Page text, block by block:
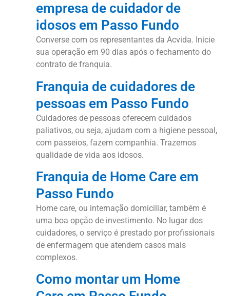
empresa de cuidador de
idosos em Passo Fundo
Converse com os representantes da Acvida. Inicie
sua operação em 90 dias após o fechamento do
contrato de franquia.
Franquia de cuidadores de
pessoas em Passo Fundo
Cuidadores de pessoas oferecem cuidados
paliativos, ou seja, ajudam com a higiene pessoal,
com passeios, fazem companhia. Trazemos
qualidade de vida aos idosos.
Franquia de Home Care em
Passo Fundo
Home care, ou internação domiciliar, também é
uma boa opção de investimento. No lugar dos
cuidadores, o serviço é prestado por profissionais
de enfermagem que atendem casos mais
complexos.
Como montar um Home